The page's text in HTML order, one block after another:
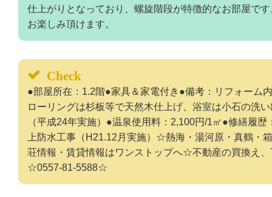
仕上がりとなっており、螺旋階段が特徴的なお部屋で
お楽しみ頂けます。
Check
●部屋所在：1.2階●家具＆家電付き●備考：リフォーム
ローリングは杉板等で天然木仕上げ、浴室は小石の洗
（平成24年実施）●温泉使用料：2,100円/1㎥●修繕履
上防水工事（H21.12月実施）☆熱海・湯河原・真鶴・
荘情報・賃貸情報はワンストップへ☆不動産の買換え
☆0557-81-5588☆